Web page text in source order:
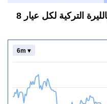
مخطط سعر الذهب في تركيا بالليرة التركية لكل عيار 8
6m ▾